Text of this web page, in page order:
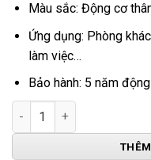
Màu sắc: Động cơ
Ứng dụng: Phòng
làm việc…
Bảo hành: 5 năm
Quạt Trần 3 Cánh Gỗ